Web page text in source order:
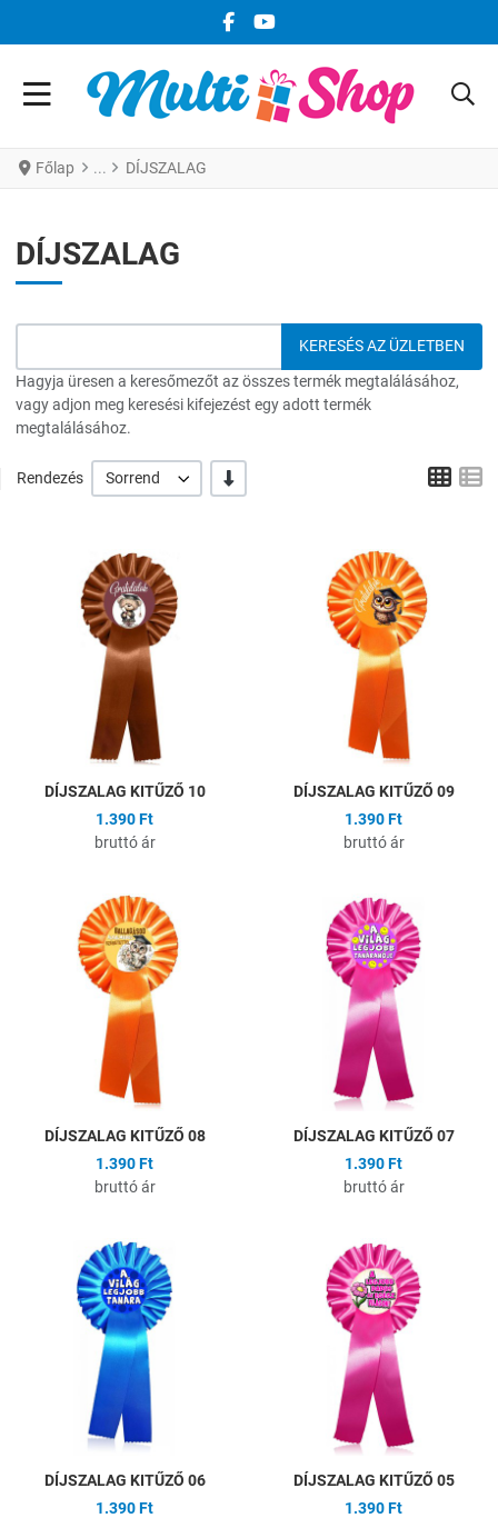
FACEBOOK KÖZÖSSÉGI LINK
YOUTUBE KÖZÖSSÉGI LINK
Főlap DÍJSZALAG
DÍJSZALAG
Hagyja üresen a keresőmezőt az összes termék megtalálásához,
vagy adjon meg keresési kifejezést egy adott termék
megtalálásához.
Rendezés Sorrend -/+ Grid
Hozzáadás a kívánságlistához
Összehasonlítás
DÍJSZALAG KITŰZŐ 10
1.390 Ft
bruttó ár
DÍJSZALAG KITŰZŐ 09
1.390 Ft
bruttó ár
Hozzáadás a kívánságlistához
Összehasonlítás
DÍJSZALAG KITŰZŐ 08
1.390 Ft
bruttó ár
DÍJSZALAG KITŰZŐ 07
1.390 Ft
bruttó ár
Hozzáadás a kívánságlistához
Összehasonlítás
DÍJSZALAG KITŰZŐ 06
1.390 Ft
DÍJSZALAG KITŰZŐ 05
1.390 Ft